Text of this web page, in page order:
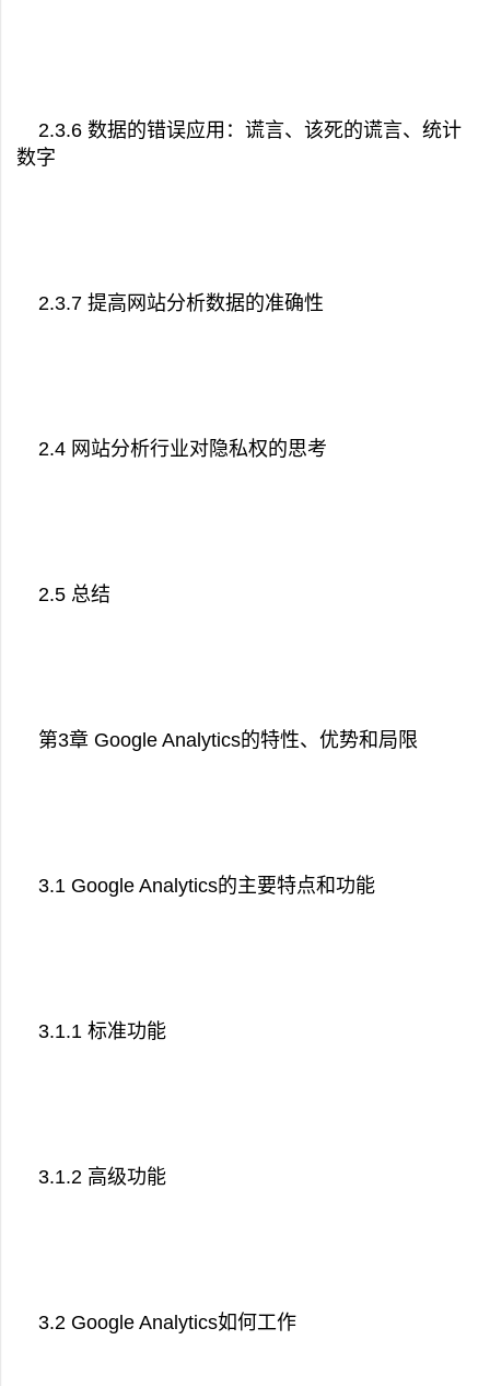
2.3.6 数据的错误应用：谎言、该死的谎言、统计
数字
2.3.7 提高网站分析数据的准确性
2.4 网站分析行业对隐私权的思考
2.5 总结
第3章 Google Analytics的特性、优势和局限
3.1 Google Analytics的主要特点和功能
3.1.1 标准功能
3.1.2 高级功能
3.2 Google Analytics如何工作